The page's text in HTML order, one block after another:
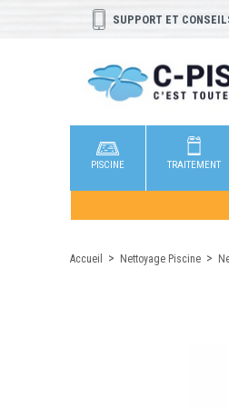
SUPPORT ET
PISCINE TRAITEMENT
Accueil Nettoyage Piscine